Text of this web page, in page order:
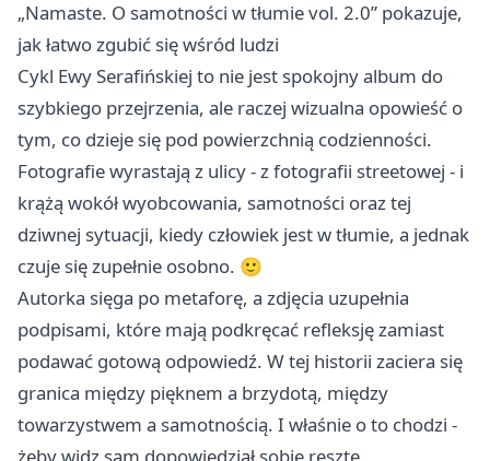
„Namaste. O samotności w tłumie vol. 2.0” pokazuje,
jak łatwo zgubić się wśród ludzi
Cykl Ewy Serafińskiej to nie jest spokojny album do
szybkiego przejrzenia, ale raczej wizualna opowieść o
tym, co dzieje się pod powierzchnią codzienności.
Fotografie wyrastają z ulicy - z fotografii streetowej - i
krążą wokół wyobcowania, samotności oraz tej
dziwnej sytuacji, kiedy człowiek jest w tłumie, a jednak
czuje się zupełnie osobno. 🙂
Autorka sięga po metaforę, a zdjęcia uzupełnia
podpisami, które mają podkręcać refleksję zamiast
podawać gotową odpowiedź. W tej historii zaciera się
granica między pięknem a brzydotą, między
towarzystwem a samotnością. I właśnie o to chodzi -